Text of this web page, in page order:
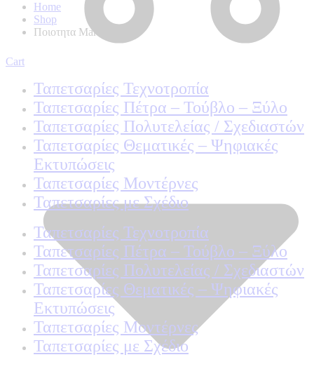
Home
Shop
Ποιοτητα Marburg
Cart
Ταπετσαρίες Τεχνοτροπία
Ταπετσαρίες Πέτρα – Τούβλο – Ξύλο
Ταπετσαρίες Πολυτελείας / Σχεδιαστών
Ταπετσαρίες Θεματικές – Ψηφιακές
Εκτυπώσεις
Ταπετσαρίες Μοντέρνες
Ταπετσαρίες με Σχέδιο
Ταπετσαρίες Τεχνοτροπία
Ταπετσαρίες Πέτρα – Τούβλο – Ξύλο
Ταπετσαρίες Πολυτελείας / Σχεδιαστών
Ταπετσαρίες Θεματικές – Ψηφιακές
Εκτυπώσεις
Ταπετσαρίες Μοντέρνες
Ταπετσαρίες με Σχέδιο